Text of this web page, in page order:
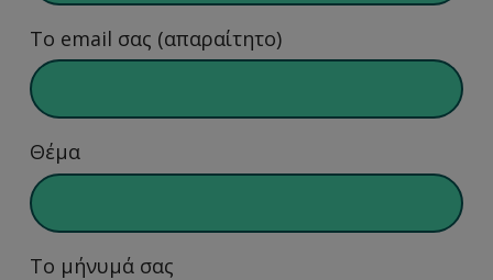
Το email σας (απαραίτητο)
Θέμα
Το μήνυμά σας